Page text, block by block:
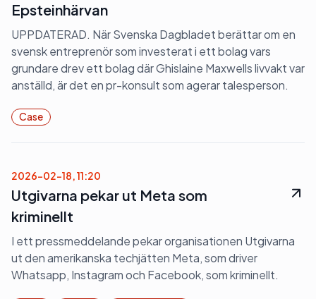
Epsteinhärvan
UPPDATERAD. När Svenska Dagbladet berättar om en
svensk entreprenör som investerat i ett bolag vars
grundare drev ett bolag där Ghislaine Maxwells livvakt var
anställd, är det en pr-konsult som agerar talesperson.
Case
2026-02-18, 11:20
Utgivarna pekar ut Meta som
kriminellt
I ett pressmeddelande pekar organisationen Utgivarna
ut den amerikanska techjätten Meta, som driver
Whatsapp, Instagram och Facebook, som kriminellt.